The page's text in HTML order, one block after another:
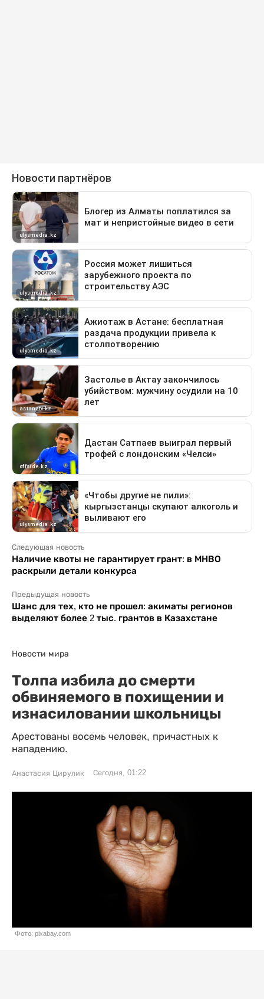
Следующая новость
Наличие квоты не гарантирует грант: в МНВО
раскрыли детали конкурса
Предыдущая новость
Шанс для тех, кто не прошел: акиматы регионов
выделяют более 2 тыс. грантов в Казахстане
Новости мира
Толпа избила до смерти
обвиняемого в похищении и
изнасиловании школьницы
Арестованы восемь человек, причастных к
нападению.
Анастасия Цирулик Сегодня, 01:22
Фото: pixabay.com